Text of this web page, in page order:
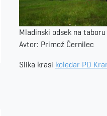
Mladinski odsek na
Avtor: Primož Černilec
Slika krasi koledar PD